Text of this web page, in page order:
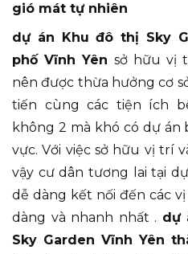
gió mát tự nhiên
dự án Khu đô thị Sky
phố Vĩnh Yên sở hữu vị
nên được thừa hưởng cơ
tiến cùng các tiện ích
không 2 mà khó có dự án
vực. Với việc sở hữu vị trí
vậy cư dân tương lai tại
dễ dàng kết nối đến các
dàng và nhanh nhất . dự
Sky Garden Vĩnh Yên